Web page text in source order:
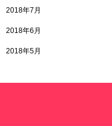
2018年7月
2018年6月
2018年5月